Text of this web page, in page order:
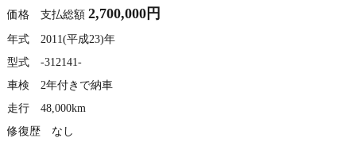
価格 支払総額 2,700,000円
年式 2011(平成23)年
型式 -312141-
車検 2年付きで納車
走行 48,000km
修復歴 なし